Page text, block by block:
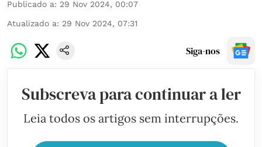
Publicado a: 29 Nov 2024, 00:07
Atualizado a: 29 Nov 2024, 07:31
Siga-nos
Subscreva para continuar a ler
Leia todos os artigos sem interrupções.